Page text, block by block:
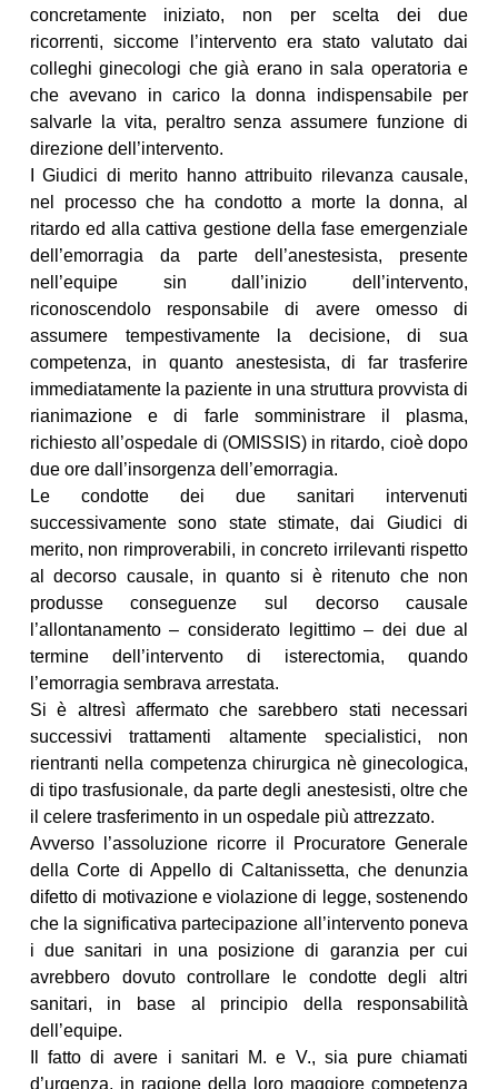
concretamente iniziato, non per scelta dei due
ricorrenti, siccome l’intervento era stato valutato dai
colleghi ginecologi che già erano in sala operatoria e
che avevano in carico la donna indispensabile per
salvarle la vita, peraltro senza assumere funzione di
direzione dell’intervento.
I Giudici di merito hanno attribuito rilevanza causale,
nel processo che ha condotto a morte la donna, al
ritardo ed alla cattiva gestione della fase emergenziale
dell’emorragia da parte dell’anestesista, presente
nell’equipe sin dall’inizio dell’intervento,
riconoscendolo responsabile di avere omesso di
assumere tempestivamente la decisione, di sua
competenza, in quanto anestesista, di far trasferire
immediatamente la paziente in una struttura provvista di
rianimazione e di farle somministrare il plasma,
richiesto all’ospedale di (OMISSIS) in ritardo, cioè dopo
due ore dall’insorgenza dell’emorragia.
Le condotte dei due sanitari intervenuti
successivamente sono state stimate, dai Giudici di
merito, non rimproverabili, in concreto irrilevanti rispetto
al decorso causale, in quanto si è ritenuto che non
produsse conseguenze sul decorso causale
l’allontanamento – considerato legittimo – dei due al
termine dell’intervento di isterectomia, quando
l’emorragia sembrava arrestata.
Si è altresì affermato che sarebbero stati necessari
successivi trattamenti altamente specialistici, non
rientranti nella competenza chirurgica nè ginecologica,
di tipo trasfusionale, da parte degli anestesisti, oltre che
il celere trasferimento in un ospedale più attrezzato.
Avverso l’assoluzione ricorre il Procuratore Generale
della Corte di Appello di Caltanissetta, che denunzia
difetto di motivazione e violazione di legge, sostenendo
che la significativa partecipazione all’intervento poneva
i due sanitari in una posizione di garanzia per cui
avrebbero dovuto controllare le condotte degli altri
sanitari, in base al principio della responsabilità
dell’equipe.
Il fatto di avere i sanitari M. e V., sia pure chiamati
d’urgenza, in ragione della loro maggiore competenza